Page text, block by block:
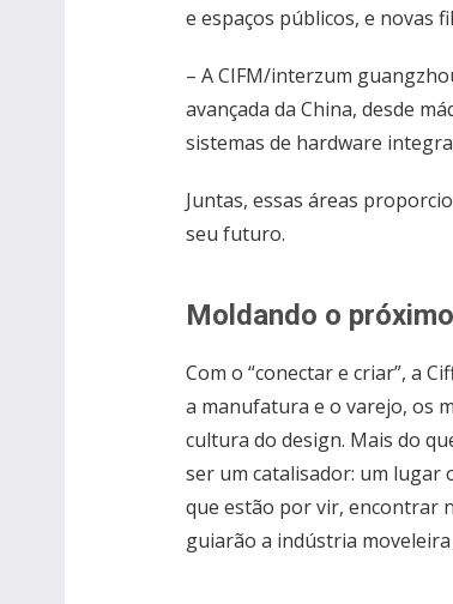
e espaços públicos, e novas
– A CIFM/interzum
avançada da China, desde
sistemas de hardware
Juntas, essas áreas
seu futuro.
Moldando o
Com o “conectar e criar”, a
a manufatura e o varejo, os
cultura do design. Mais do
ser um catalisador: um lugar
que estão por vir, encontrar
guiarão a indústria